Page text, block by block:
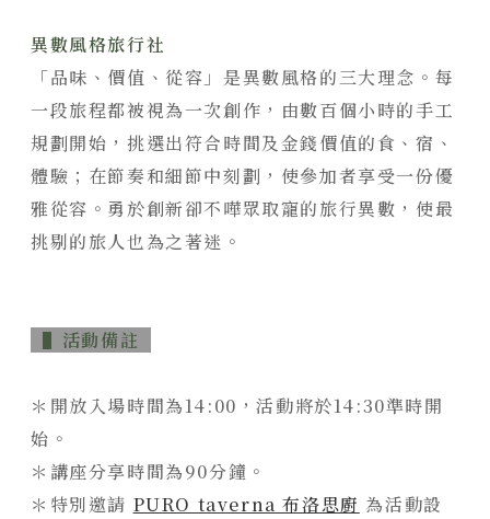
異數風格旅行社
「品味、價值、從容」是異數風格的三大理念。每
一段旅程都被視為一次創作，由數百個小時的手工
規劃開始，挑選出符合時間及金錢價值的食、宿、
體驗；在節奏和細節中刻劃，使參加者享受一份優
雅從容。勇於創新卻不嘩眾取寵的旅行異數，使最
挑剔的旅人也為之著迷。
▌活動備註
＊開放入場時間為14:00，活動將於14:30準時開
始。
＊講座分享時間為90分鐘。
＊特別邀請 PURO taverna 布洛思廚 為活動設